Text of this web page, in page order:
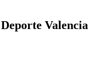
Valencia